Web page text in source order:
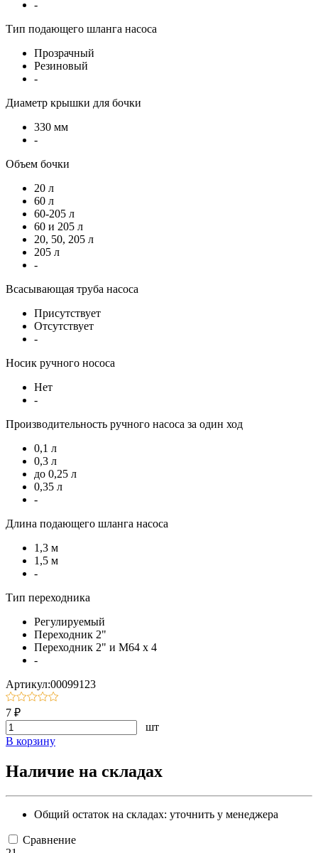
-
Тип подающего шланга насоса
Прозрачный
Резиновый
-
Диаметр крышки для бочки
330 мм
-
Объем бочки
20 л
60 л
60-205 л
60 и 205 л
20, 50, 205 л
205 л
-
Всасывающая труба насоса
Присутствует
Отсутствует
-
Носик ручного нососа
Нет
-
Производительность ручного насоса за один ход
0,1 л
0,3 л
до 0,25 л
0,35 л
-
Длина подающего шланга насоса
1,3 м
1,5 м
-
Тип переходника
Регулируемый
Переходник 2"
Переходник 2" и М64 х 4
-
Артикул:00099123
7 ₽
шт
В корзину
Наличие на складах
Общий остаток на складах: уточнить у менеджера
Сравнение